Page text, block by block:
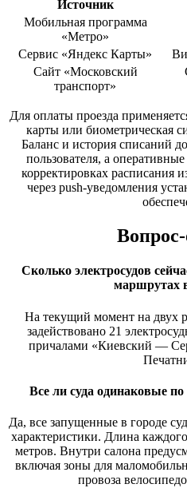
Источник
Мобильная программа
«Метро»
Сервис «Яндекс Карты»
Сайт «Московский
транспорт»
Для оплаты проезда
карты или биометрическая
Баланс и история списаний
пользователя, а
корректировках расписания
через push-уведомления
Сколько электросудов
маршрутах
На текущий момент на двух
задействовано 21
причалами «Киевский —
Все ли суда одинаковые
Да, все запущенные в городе
характеристики. Длина
метров. Внутри салона
включая зоны для
провоза